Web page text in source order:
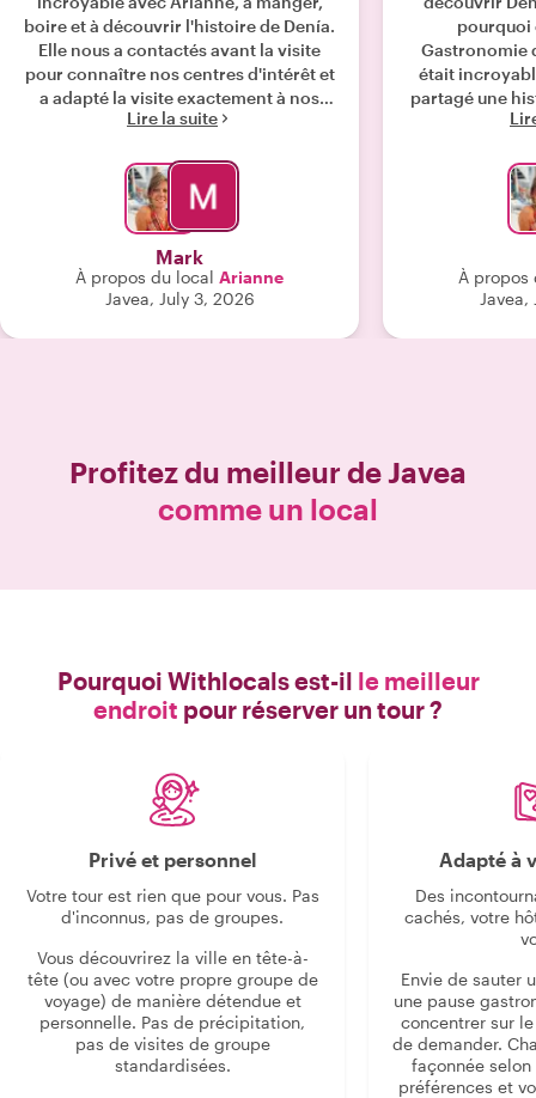
boire et à découvrir l'histoire de Denía.
Elle nous a contactés avant la visite
pour connaître nos centres d'intérêt et
a adapté la visite exactement à nos
goûts. En tant qu'excellente guide,
journée avec une vieille amie. Pour
vraiment découvrir Denía, faites cette
visite !"
Lire la suite
Mark
À propos du local Arianne
Javea, July 3, 2026
pourquoi
Gastronomie
était
partagé une
et
propriétaires
avons
nourriture
semblait
vivement
visitent
À propos
Profitez du meilleur deJavea
comme un local
Pourquoi Withlocals est-il le meilleur
endroit pour réserver un tour ?
Privé et personnel
Votre tour est rien que pour vous. Pas
d'inconnus, pas de groupes.
Vous découvrirez la ville en tête-à-
tête (ou avec votre propre groupe de
voyage) de manière détendue et
personnelle. Pas de précipitation,
pas de visites de groupe
standardisées.
Adapté à
Des
cachés, votre
Envie de sauter
une pause
concentrer sur
de demander.
façonnée
préférences et